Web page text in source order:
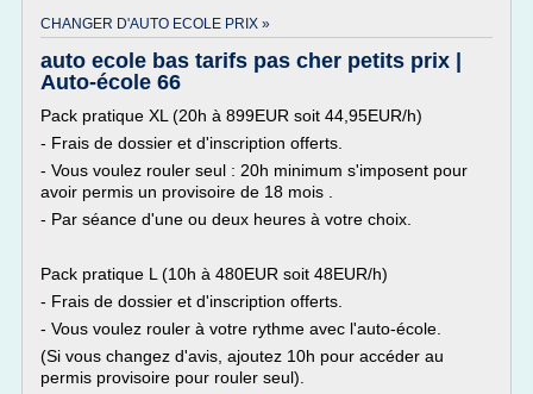
CHANGER D'AUTO ECOLE PRIX »
auto ecole bas tarifs pas cher petits prix |
Auto-école 66
Pack pratique XL (20h à 899EUR soit 44,95EUR/h)
- Frais de dossier et d'inscription offerts.
- Vous voulez rouler seul : 20h minimum s'imposent pour
avoir permis un provisoire de 18 mois .
- Par séance d'une ou deux heures à votre choix.
Pack pratique L (10h à 480EUR soit 48EUR/h)
- Frais de dossier et d'inscription offerts.
- Vous voulez rouler à votre rythme avec l'auto-école.
(Si vous changez d'avis, ajoutez 10h pour accéder au
permis provisoire pour rouler seul).